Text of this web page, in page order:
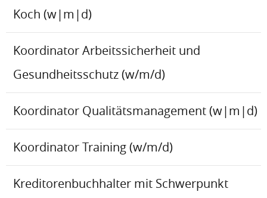
Koch (w|m|d)
Koordinator Arbeitssicherheit und
Gesundheitsschutz (w/m/d)
Koordinator Qualitätsmanagement (w|m|d)
Koordinator Training (w/m/d)
Kreditorenbuchhalter mit Schwerpunkt